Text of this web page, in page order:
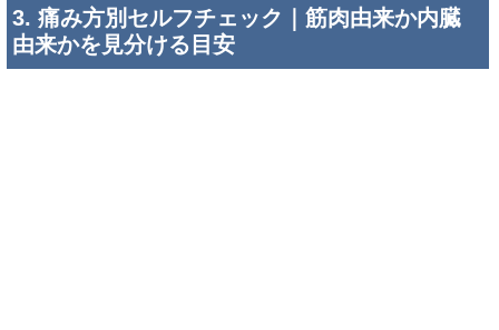
3. 痛み方別セルフチェック｜筋肉由来か内臓
由来かを見分ける目安